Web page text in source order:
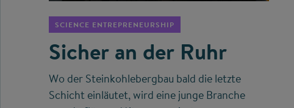
SCIENCE ENTREPRENEURSHIP
Sicher an der Ruhr
Wo der Steinkohlebergbau bald die letzte
Schicht einläutet, wird eine junge Branche